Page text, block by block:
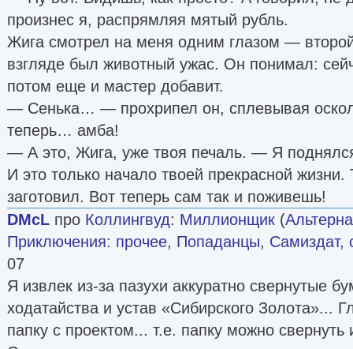
произнес я, распрямляя мятый рубль.
Жига смотрел на меня одним глазом —
взгляде был животный ужас. Он понимал:
потом еще и мастер добавит.
— Сенька… — прохрипел он, сплевывая
теперь… амба!
— А это, Жига, уже твоя печаль. — Я
И это только начало твоей прекрасной
заготовил. Вот теперь сам так и поживешь!
DMcL про Коллингвуд: Миллионщик (
Приключения: прочее, Попаданцы, Самиздат,
07
Я извлек из-за пазухи аккуратно свернутые
ходатайства и устав «Сибирского Золота»...
папку с проектом... т.е. папку можно свернуть